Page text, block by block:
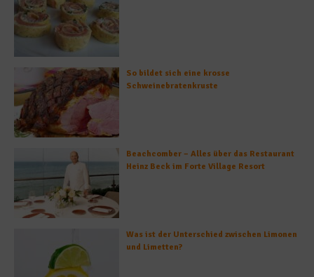
So bildet sich eine krosse
Schweinebratenkruste
Beachcomber – Alles über das Restaurant
Heinz Beck im Forte Village Resort
Was ist der Unterschied zwischen Limonen
und Limetten?